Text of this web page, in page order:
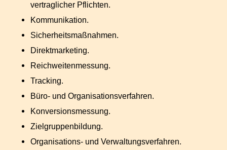
vertraglicher Pflichten.
Kommunikation.
Sicherheitsmaßnahmen.
Direktmarketing.
Reichweitenmessung.
Tracking.
Büro- und Organisationsverfahren.
Konversionsmessung.
Zielgruppenbildung.
Organisations- und Verwaltungsverfahren.